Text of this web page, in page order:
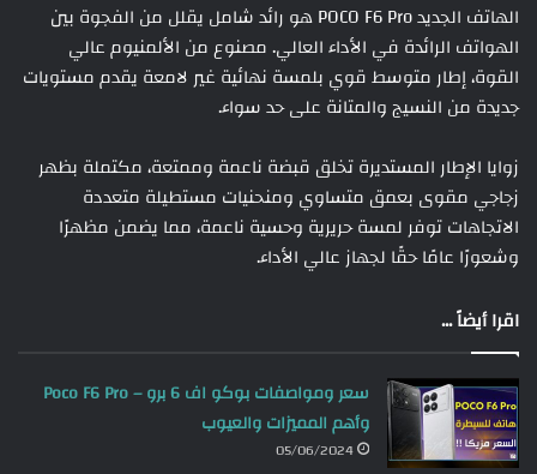
الهاتف الجديد POCO F6 Pro هو رائد شامل يقلل من الفجوة بين
الهواتف الرائدة في الأداء العالي. مصنوع من الألمنيوم عالي
القوة، إطار متوسط قوي بلمسة نهائية غير لامعة يقدم مستويات
جديدة من النسيج والمتانة على حد سواء.
زوايا الإطار المستديرة تخلق قبضة ناعمة وممتعة، مكتملة بظهر
زجاجي مقوى بعمق متساوي ومنحنيات مستطيلة متعددة
الاتجاهات توفر لمسة حريرية وحسية ناعمة، مما يضمن مظهرًا
وشعورًا عامًا حقًا لجهاز عالي الأداء.
اقرا أيضاً ...
سعر ومواصفات بوكو اف 6 برو – Poco F6 Pro
وأهم المميزات والعيوب
05/06/2024